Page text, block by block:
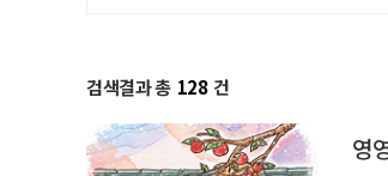
검색결과 총 128 건
영